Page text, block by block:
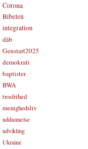
Corona
Bibelen
integration
dåb
Genstart2025
demokrati
baptister
BWA
trosfrihed
menighedsliv
uddannelse
udvikling
Ukraine